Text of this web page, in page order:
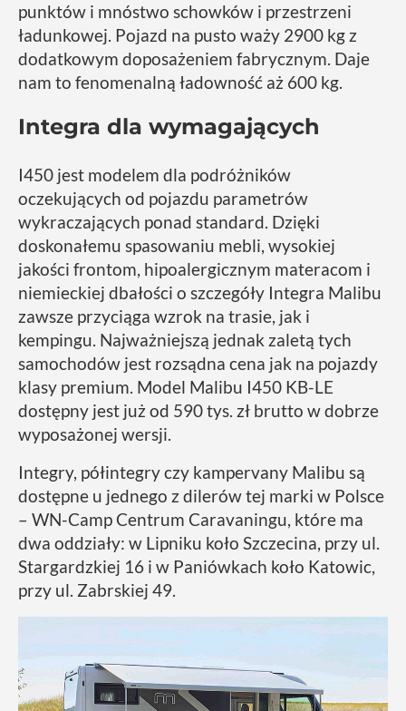
punktów i mnóstwo schowków i przestrzeni
ładunkowej. Pojazd na pusto waży 2900 kg z
dodatkowym doposażeniem fabrycznym. Daje
nam to fenomenalną ładowność aż 600 kg.
Integra dla wymagających
I450 jest modelem dla podróżników
oczekujących od pojazdu parametrów
wykraczających ponad standard. Dzięki
doskonałemu spasowaniu mebli, wysokiej
jakości frontom, hipoalergicznym materacom i
niemieckiej dbałości o szczegóły Integra Malibu
zawsze przyciąga wzrok na trasie, jak i
kempingu. Najważniejszą jednak zaletą tych
samochodów jest rozsądna cena jak na pojazdy
klasy premium. Model Malibu I450 KB-LE
dostępny jest już od 590 tys. zł brutto w dobrze
wyposażonej wersji.
Integry, półintegry czy kampervany Malibu są
dostępne u jednego z dilerów tej marki w Polsce
– WN-Camp Centrum Caravaningu, które ma
dwa oddziały: w Lipniku koło Szczecina, przy ul.
Stargardzkiej 16 i w Paniówkach koło Katowic,
przy ul. Zabrskiej 49.